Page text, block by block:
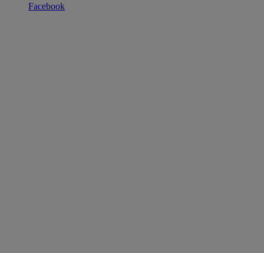
Facebook